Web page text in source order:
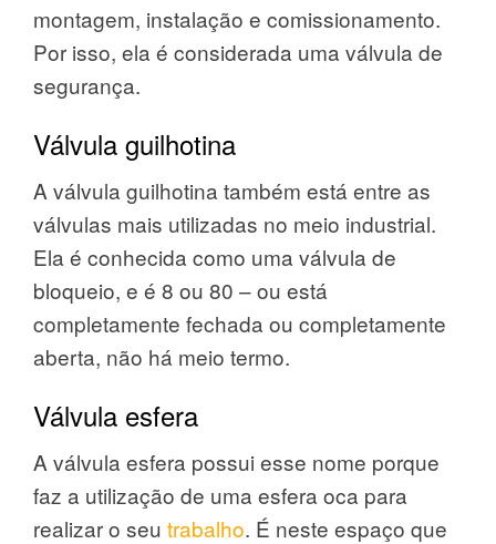
montagem, instalação e comissionamento.
Por isso, ela é considerada uma válvula de
segurança.
Válvula guilhotina
A válvula guilhotina também está entre as
válvulas mais utilizadas no meio industrial.
Ela é conhecida como uma válvula de
bloqueio, e é 8 ou 80 – ou está
completamente fechada ou completamente
aberta, não há meio termo.
Válvula esfera
A válvula esfera possui esse nome porque
faz a utilização de uma esfera oca para
realizar o seu trabalho. É neste espaço que